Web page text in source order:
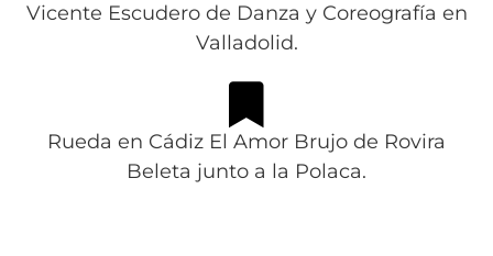
Vicente Escudero de Danza y Coreografía en
Valladolid.
Rueda en Cádiz El Amor Brujo de Rovira
Beleta junto a la Polaca.